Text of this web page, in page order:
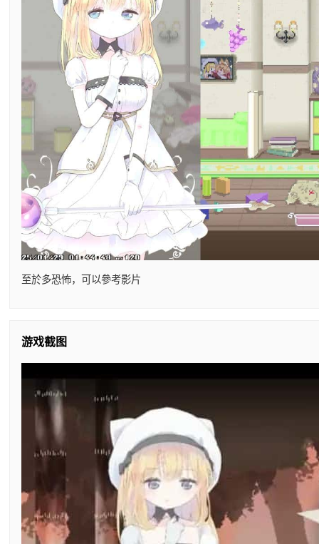
至於多恐怖，可以參考影片
游戏截图